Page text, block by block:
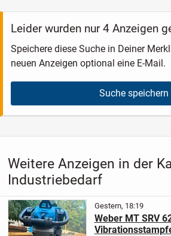
Leider wurden nur 4 Anzeigen
Speichere diese Suche in Deiner
neuen Anzeigen optional eine E-Mail.
Suche speichern
Weitere Anzeigen in der
Industriebedarf
Gestern, 18:19
Weber MT SRV